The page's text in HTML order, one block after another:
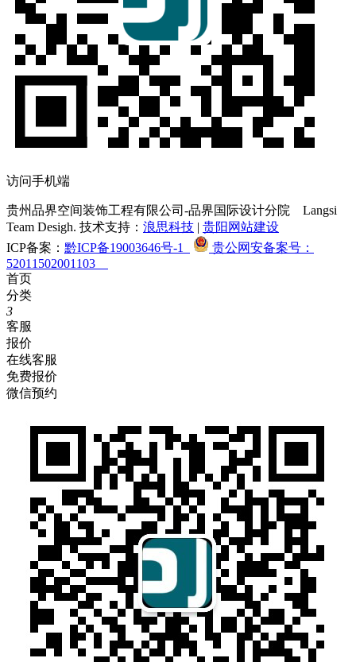
访问手机端
贵州品界空间装饰工程有限公司-品界国际设计分院 Langsi
Team Desigh. 技术支持： 浪思科技 | 贵阳网站建设
ICP备案： 黔ICP备19003646号-1
贵公网安备案号：
52011502001103
首页
分类
3
客服
报价
在线客服
免费报价
微信预约